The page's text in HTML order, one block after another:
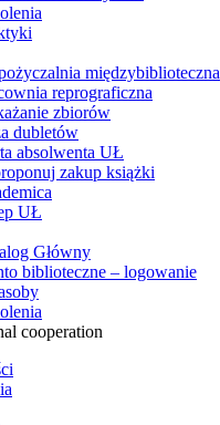
międzybiblioteczna
reprograficzna
zbiorów
dubletów
absolwenta UŁ
zakup książki
UŁ
Główny
biblioteczne – logowanie
cooperation